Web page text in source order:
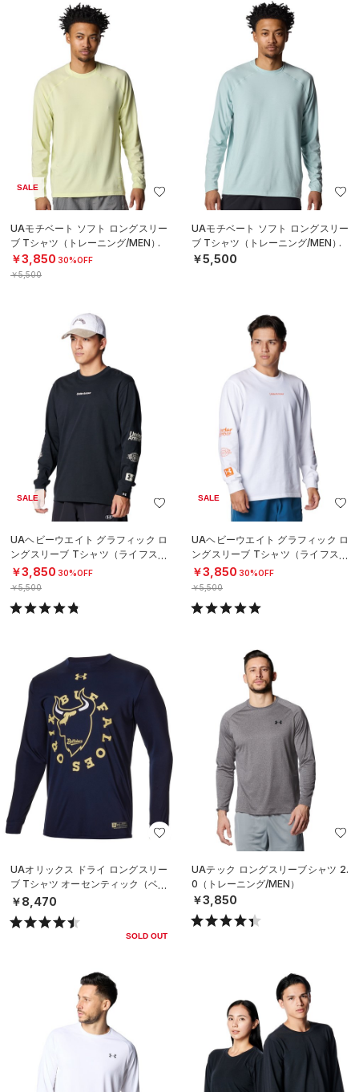
SALE
UAモチベート ソフト ロングスリー
ブ Tシャツ（トレーニング/MEN）
￥3,850 30%OFF
￥5,500
UAモチベート ソフト ロングスリー
ブ Tシャツ（トレーニング/MEN）
￥5,500
SALE
UAヘビーウエイト グラフィック ロ
ングスリーブ Tシャツ（ライフスタ
イル/MEN）
￥3,850 30%OFF
￥5,500
SALE
UAヘビーウエイト グラフィック ロ
ングスリーブ Tシャツ（ライフスタ
イル/MEN）
￥3,850 30%OFF
￥5,500
UAオリックス ドライ ロングスリー
ブ Tシャツ オーセンティック（ベー
スボール/MEN）
￥8,470
SOLD OUT
UAテック ロングスリーブシャツ 2.
0（トレーニング/MEN）
￥3,850